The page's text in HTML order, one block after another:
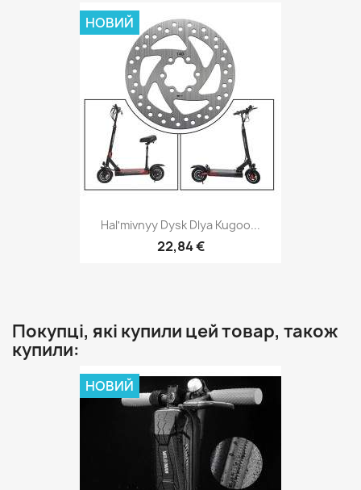
Halʹmivnyy Dysk Dlya Kugoo...
22,84 €
НОВИЙ
Покупці, які купили цей товар, також
купили:
НОВИЙ